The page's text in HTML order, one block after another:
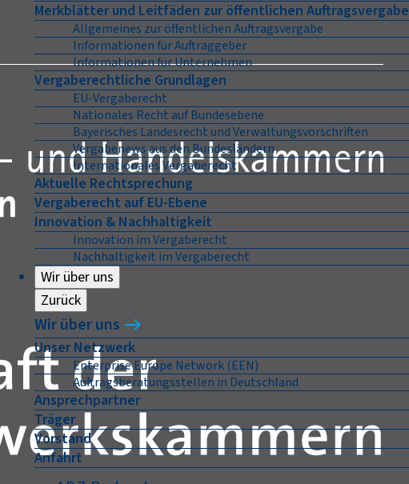
Merkblätter und Leitfäden zur öffentlichen Auftragsvergabe
Allgemeines zur öffentlichen Auftragsvergabe
Informationen für Auftraggeber
Informationen für Unternehmen
Vergaberechtliche Grundlagen
EU-Vergaberecht
Nationales Recht auf Bundesebene
Bayerisches Landesrecht und Verwaltungsvorschriften
Vergabenews aus den Bundesländern
Internationales Vergaberecht
Aktuelle Rechtsprechung
Vergaberecht auf EU-Ebene
Innovation & Nachhaltigkeit
Innovation im Vergaberecht
Nachhaltigkeit im Vergaberecht
Wir über uns
Zurück
Wir über uns
Unser Netzwerk
Enterprise Europe Network (EEN)
Auftragsberatungsstellen in Deutschland
Ansprechpartner
Träger
Vorstand
Anfahrt